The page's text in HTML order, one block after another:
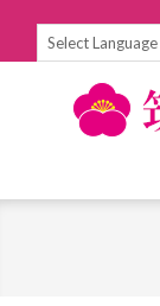
Navigation